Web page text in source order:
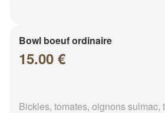
Bowl boeuf ordinaire
15.00 €
Bickles, tomates, oignons sulmac,